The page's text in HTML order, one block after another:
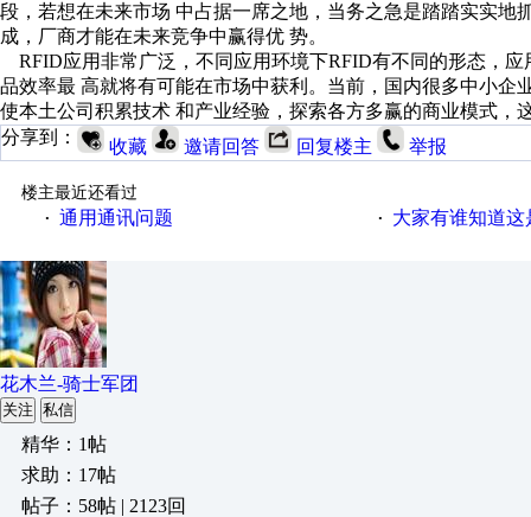
段，若想在未来市场 中占据一席之地，当务之急是踏踏实实
成，厂商才能在未来竞争中赢得优 势。
RFID应用非常广泛，不同应用环境下RFID有不同的形态，
品效率最 高就将有可能在市场中获利。当前，国内很多中小
使本土公司积累技术 和产业经验，探索各方多赢的商业模式，
分享到：
收藏 邀请回答 回复楼主 举报
楼主最近还看过
· 通用通讯问题 · 大家有谁知道
花木兰-骑士军团
关注 私信
精华：1帖
求助：17帖
帖子：58帖 | 2123回